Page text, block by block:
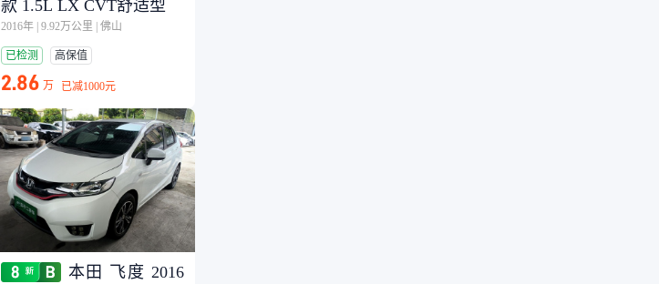
款 1.5L LX CVT舒适型
2016年 9.92万公里 佛山
已检测 高保值
2.86 万 已减1000元
本田 飞度 2016